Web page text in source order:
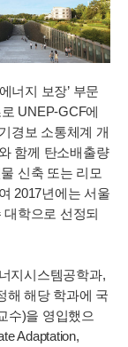
너지 보장’ 부문
UNEP-GCF에
경보 소통체계 개
함께 탄소배출량
신축 또는 리모
2017년에는 서울
학으로 선정되
지시스템공학과,
해 해당 학과에 국
수)을 영입했으
Adaptation,